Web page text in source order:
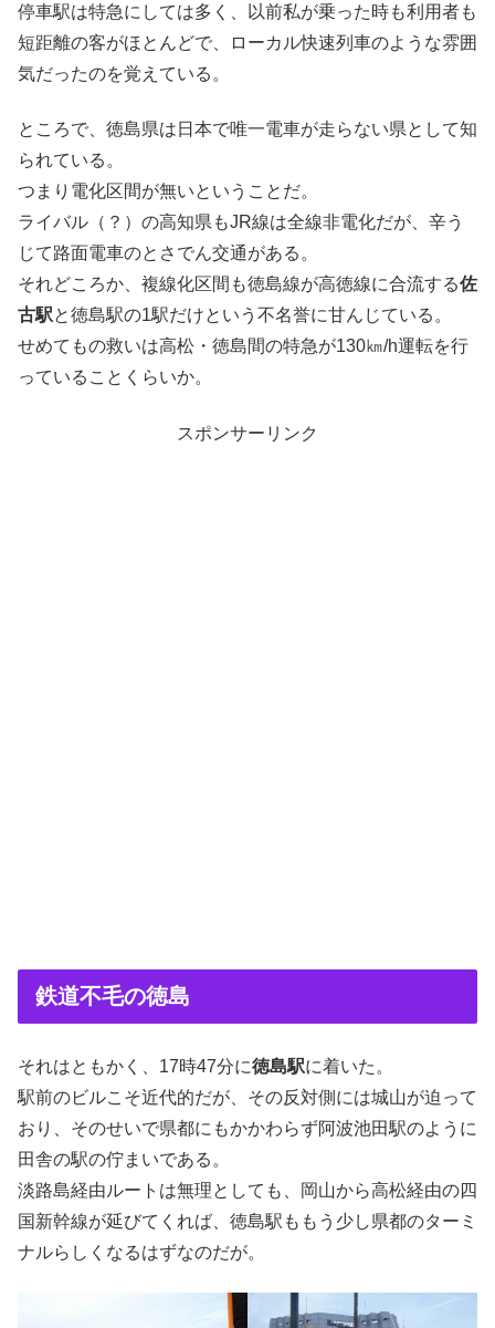
停車駅は特急にしては多く、以前私が乗った時も利用者も
短距離の客がほとんどで、ローカル快速列車のような雰囲
気だったのを覚えている。
ところで、徳島県は日本で唯一電車が走らない県として知
られている。
つまり電化区間が無いということだ。
ライバル（？）の高知県もJR線は全線非電化だが、辛う
じて路面電車のとさでん交通がある。
それどころか、複線化区間も徳島線が高徳線に合流する佐
古駅と徳島駅の1駅だけという不名誉に甘んじている。
せめてもの救いは高松・徳島間の特急が130㎞/h運転を行
っていることくらいか。
スポンサーリンク
鉄道不毛の徳島
それはともかく、17時47分に徳島駅に着いた。
駅前のビルこそ近代的だが、その反対側には城山が迫って
おり、そのせいで県都にもかかわらず阿波池田駅のように
田舎の駅の佇まいである。
淡路島経由ルートは無理としても、岡山から高松経由の四
国新幹線が延びてくれば、徳島駅ももう少し県都のターミ
ナルらしくなるはずなのだが。